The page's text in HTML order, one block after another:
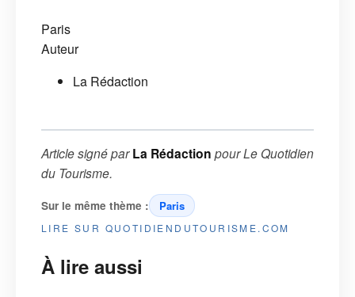
Paris
Auteur
La Rédaction
Article signé parLa Rédaction pourLe Quotidien
du Tourisme.
Sur le même thème : Paris
LIRE SUR QUOTIDIENDUTOURISME.COM
À lire aussi